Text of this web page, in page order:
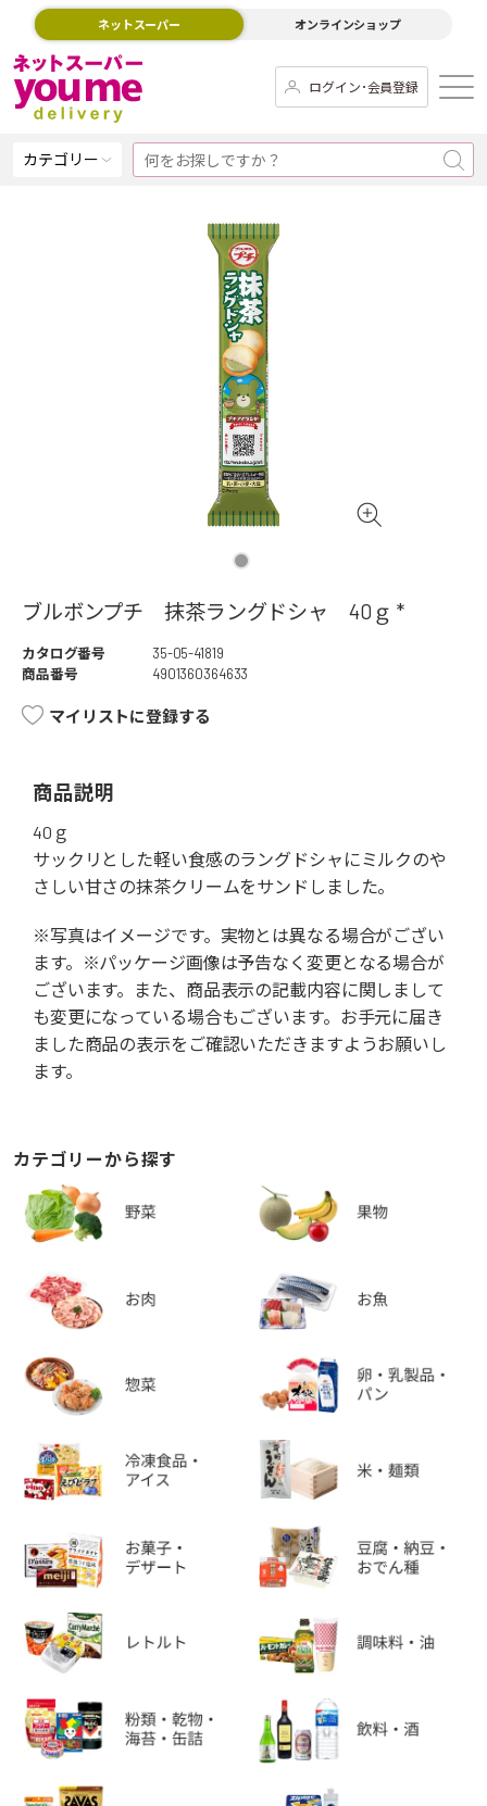
ネットスーパー オンラインショップ
ログイン･会員登録
カテゴリー
ブルボンプチ 抹茶ラングドシャ 40ｇ *
カタログ番号
35-05-41819
商品番号
4901360364633
マイリストに登録する
商品説明
40ｇ
サックリとした軽い食感のラングドシャにミルクのや
さしい甘さの抹茶クリームをサンドしました。
※写真はイメージです。実物とは異なる場合がござい
ます。※パッケージ画像は予告なく変更となる場合が
ございます。また、商品表示の記載内容に関しまして
も変更になっている場合もございます。お手元に届き
ました商品の表示をご確認いただきますようお願いし
ます。
カテゴリーから探す